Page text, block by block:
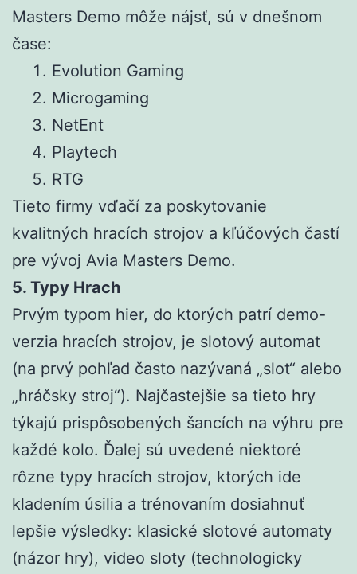
Masters Demo môže nájsť, sú v dnešnom
čase:
Evolution Gaming
Microgaming
NetEnt
Playtech
RTG
Tieto firmy vďačí za poskytovanie
kvalitných hracích strojov a kľúčových častí
pre vývoj Avia Masters Demo.
5. Typy Hrach
Prvým typom hier, do ktorých patrí demo-
verzia hracích strojov, je slotový automat
(na prvý pohľad často nazývaná „slot“ alebo
„hráčsky stroj“). Najčastejšie sa tieto hry
týkajú prispôsobených šancích na výhru pre
každé kolo. Ďalej sú uvedené niektoré
rôzne typy hracích strojov, ktorých ide
kladením úsilia a trénovaním dosiahnuť
lepšie výsledky: klasické slotové automaty
(názor hry), video sloty (technologicky